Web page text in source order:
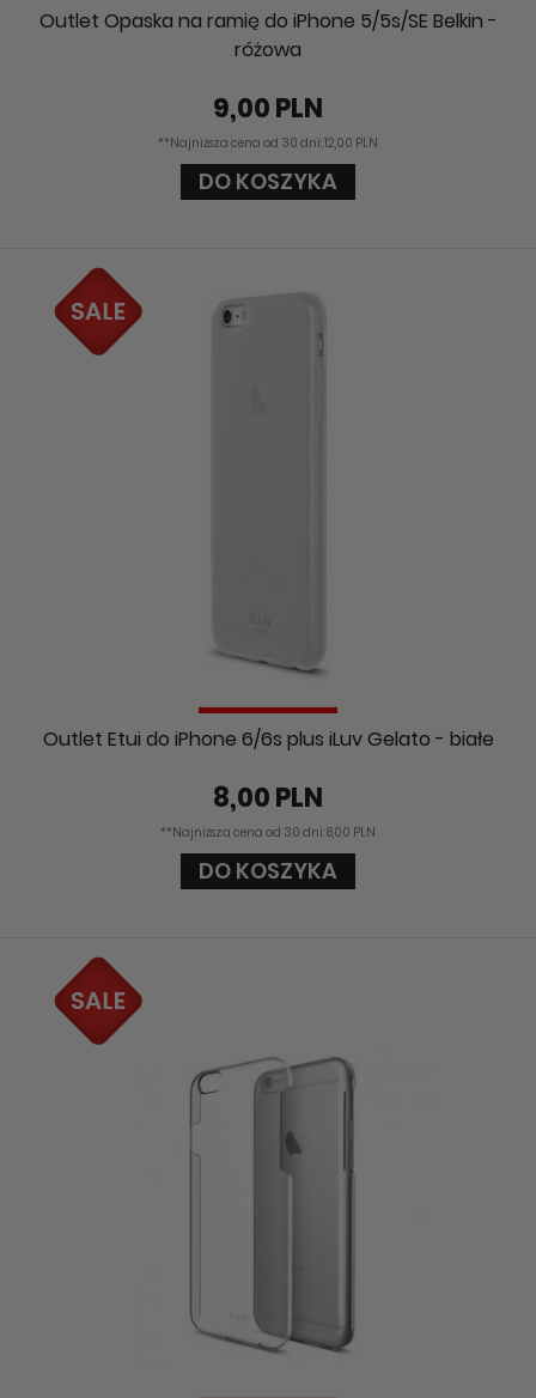
Outlet Opaska na ramię do iPhone 5/5s/SE Belkin -
różowa
9,00 PLN
**Najniższa cena od 30 dni: 12,00 PLN
DO KOSZYKA
Outlet Etui do iPhone 6/6s plus iLuv Gelato - białe
8,00 PLN
**Najniższa cena od 30 dni: 8,00 PLN
DO KOSZYKA